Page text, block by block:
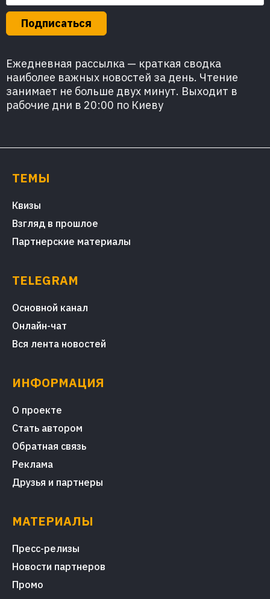
Подписаться
Ежедневная рассылка — краткая сводка
наиболее важных новостей за день. Чтение
занимает не больше двух минут. Выходит в
рабочие дни в 20:00 по Киеву
ТЕМЫ
Квизы
Взгляд в прошлое
Партнерские материалы
TELEGRAM
Основной канал
Онлайн-чат
Вся лента новостей
ИНФОРМАЦИЯ
О проекте
Стать автором
Обратная связь
Реклама
Друзья и партнеры
МАТЕРИАЛЫ
Пресс-релизы
Новости партнеров
Промо